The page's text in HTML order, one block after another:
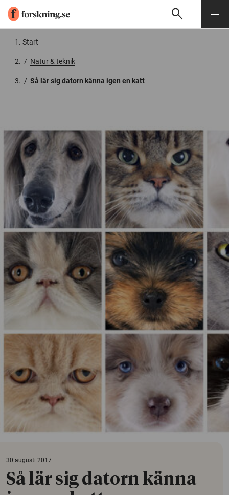
Söksearch Meny
Start
/ Natur & teknik
/ Så lär sig datorn känna igen en katt
30 augusti 2017
Så lär sig datorn känna